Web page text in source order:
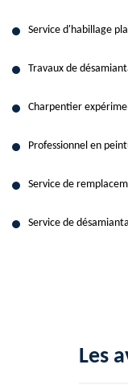
Service d'habillage
Travaux de
Charpentier
Professionnel en
Service de
Service de
Les